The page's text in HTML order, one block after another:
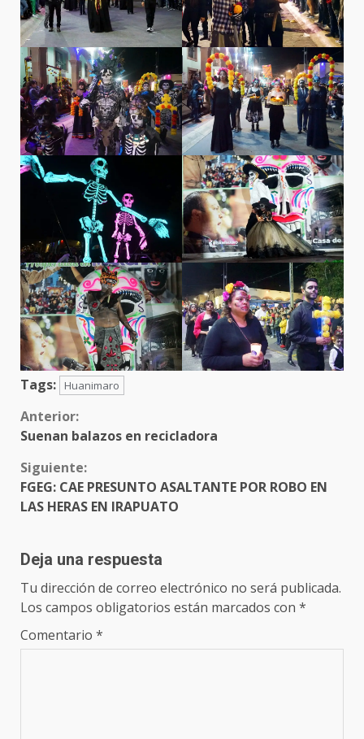
Tags: Huanimaro
Sigue
Anterior:
Suenan balazos en recicladora
Siguiente:
FGEG: CAE PRESUNTO ASALTANTE POR ROBO EN
LAS HERAS EN IRAPUATO
Deja una respuesta
Tu dirección de correo electrónico no será publicada.
Los campos obligatorios están marcados con *
Comentario *